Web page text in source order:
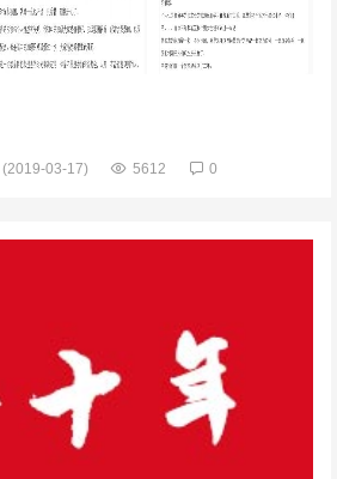
(2019-03-17) 5612 0